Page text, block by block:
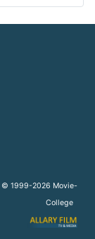
© 1999-2026 Movie-
College